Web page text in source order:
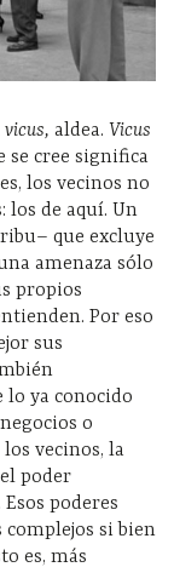
vicus, aldea. Vicus
se cree significa
los vecinos no
los de aquí. Un
que excluye
amenaza sólo
propios
Por eso
sus
ya conocido
o
vecinos, la
poder
poderes
si bien
es, más